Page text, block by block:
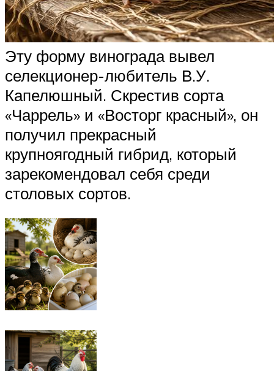
Эту форму винограда вывел
селекционер-любитель В.У.
Капелюшный. Скрестив сорта
«Чаррель» и «Восторг красный», он
получил прекрасный
крупноягодный гибрид, который
зарекомендовал себя среди
столовых сортов.